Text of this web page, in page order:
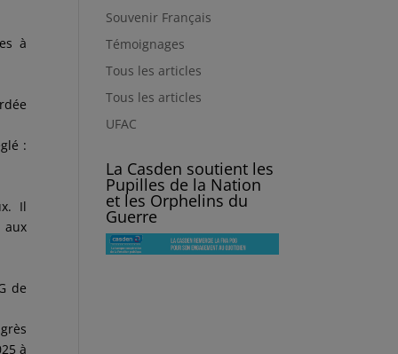
à
:
Il
aux
de
à
Souvenir Français
Témoignages
Tous les articles
Tous les articles
UFAC
La Casden soutient les
Pupilles de la Nation
et les Orphelins du
Guerre